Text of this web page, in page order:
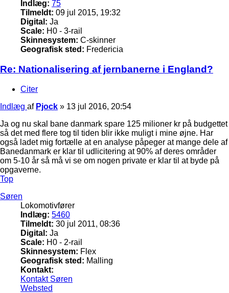
Indlæg: 75
Tilmeldt: 09 jul 2015, 19:32
Digital: Ja
Scale: H0 - 3-rail
Skinnesystem: C-skinner
Geografisk sted: Fredericia
Re: Nationalisering af jernbanerne i England?
Citer
Indlæg af Pjock » 13 jul 2016, 20:54
Ja og nu skal bane danmark spare 125 milioner kr på budgettet
så det med flere tog til tiden blir ikke muligt i mine øjne. Har
også ladet mig fortælle at en analyse påpeger at mange dele af
Banedanmark er klar til udlicitering at 90% af deres områder
om 5-10 år så må vi se om nogen private er klar til at byde på
opgaverne.
Top
Søren
Lokomotivfører
Indlæg: 5460
Tilmeldt: 30 jul 2011, 08:36
Digital: Ja
Scale: H0 - 2-rail
Skinnesystem: Flex
Geografisk sted: Malling
Kontakt:
Kontakt Søren
Websted